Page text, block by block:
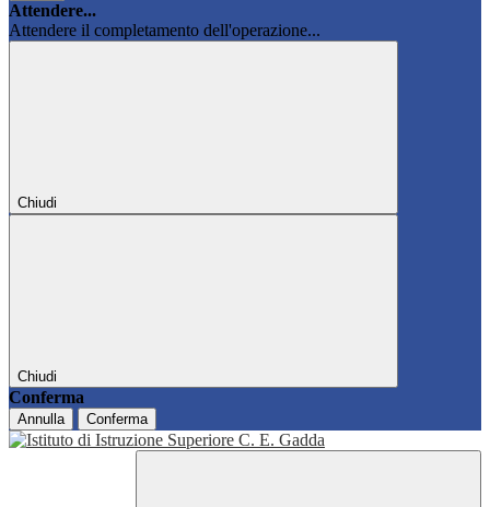
Attendere...
Attendere il completamento dell'operazione...
Chiudi
Chiudi
Conferma
Annulla Conferma